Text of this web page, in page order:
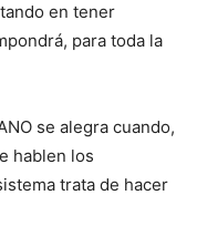
en tener
para toda la
se alegra cuando,
hablen los
trata de hacer